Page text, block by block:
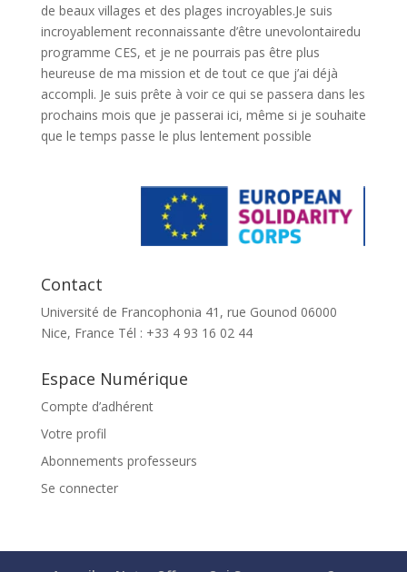
de beaux villages et des plages incroyables.Je suis
incroyablement reconnaissante d’être unevolontairedu
programme CES, et je ne pourrais pas être plus
heureuse de ma mission et de tout ce que j’ai déjà
accompli. Je suis prête à voir ce qui se passera dans les
prochains mois que je passerai ici, même si je souhaite
que le temps passe le plus lentement possible
Contact
Université de Francophonia 41, rue Gounod 06000
Nice, France Tél : +33 4 93 16 02 44
Espace Numérique
Compte d’adhérent
Votre profil
Abonnements professeurs
Se connecter